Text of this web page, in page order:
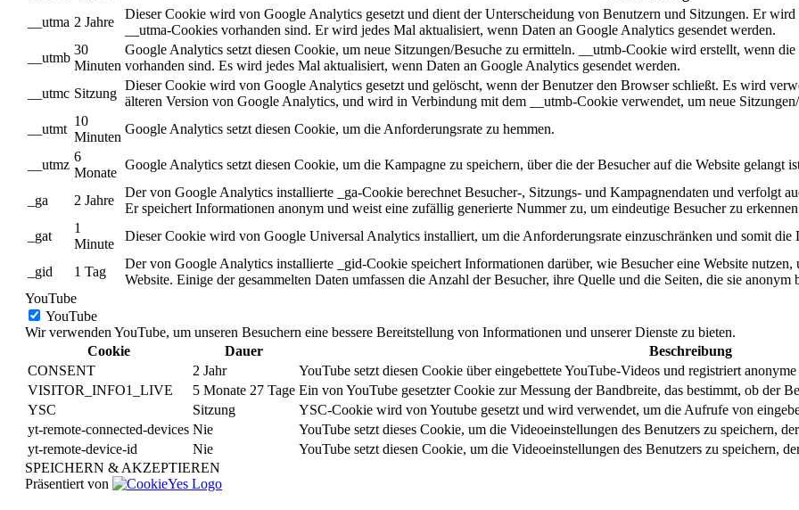
__utma 2 Jahre
Dieser Cookie wird von Google Analytics gesetzt und dient der Unterscheidung von Benutzern und Sitzungen. Er
__utma-Cookies vorhanden sind. Er wird jedes Mal aktualisiert, wenn Daten an Google Analytics gesendet werden.
__utmb
30
Minuten
Google Analytics setzt diesen Cookie, um neue Sitzungen/Besuche zu ermitteln. __utmb-Cookie wird erstellt, wenn
vorhanden sind. Es wird jedes Mal aktualisiert, wenn Daten an Google Analytics gesendet werden.
__utmc Sitzung
Dieser Cookie wird von Google Analytics gesetzt und gelöscht, wenn der Benutzer den Browser schließt. Es wird
älteren Version von Google Analytics, und wird in Verbindung mit dem __utmb-Cookie verwendet, um neue
__utmt
10
Minuten
Google Analytics setzt diesen Cookie, um die Anforderungsrate zu hemmen.
__utmz
6
Monate
Google Analytics setzt diesen Cookie, um die Kampagne zu speichern, über die der Besucher auf die Website gelangt
_ga 2 Jahre
Der von Google Analytics installierte _ga-Cookie berechnet Besucher-, Sitzungs- und Kampagnendaten und verfolgt
Er speichert Informationen anonym und weist eine zufällig generierte Nummer zu, um eindeutige Besucher zu
_gat
1
Minute
Dieser Cookie wird von Google Universal Analytics installiert, um die Anforderungsrate einzuschränken und somit die
_gid 1 Tag
Der von Google Analytics installierte _gid-Cookie speichert Informationen darüber, wie Besucher eine Website
Website. Einige der gesammelten Daten umfassen die Anzahl der Besucher, ihre Quelle und die Seiten, die sie anonym
YouTube
YouTube
Wir verwenden YouTube, um unseren Besuchern eine bessere Bereitstellung von Informationen und unserer Dienste zu bieten.
Cookie
Dauer
Beschreibung
CONSENT
2 Jahr
YouTube setzt diesen Cookie über eingebettete YouTube-Videos und registriert anonyme
VISITOR_INFO1_LIVE
5 Monate 27 Tage Ein von YouTube gesetzter Cookie zur Messung der Bandbreite, das bestimmt, ob der
YSC
Sitzung
YSC-Cookie wird von Youtube gesetzt und wird verwendet, um die Aufrufe von
yt-remote-connected-devices Nie
YouTube setzt dieses Cookie, um die Videoeinstellungen des Benutzers zu speichern,
yt-remote-device-id
Nie
YouTube setzt diesen Cookie, um die Videoeinstellungen des Benutzers zu speichern,
SPEICHERN & AKZEPTIEREN
Präsentiert von